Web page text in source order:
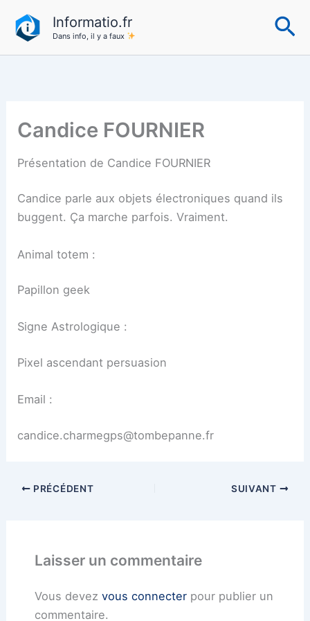
contenu
Informatio.fr
Dans info, il y a faux
Candice FOURNIER
Présentation de Candice FOURNIER
Candice parle aux objets électroniques quand ils
buggent. Ça marche parfois. Vraiment.
Animal totem :
Papillon geek
Signe Astrologique :
Pixel ascendant persuasion
Email :
candice.charmegps@tombepanne.fr
PRÉCÉDENT SUIVANT
Laisser un commentaire
Vous devez vous connecterpour publier un
commentaire.